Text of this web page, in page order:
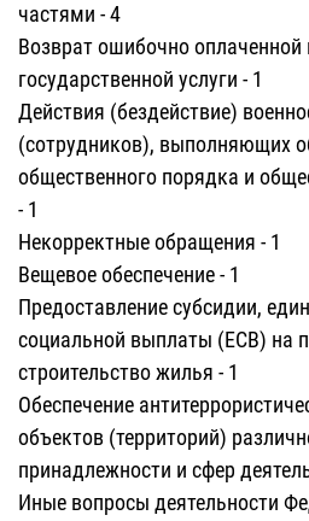
частями - 4
Возврат ошибочно
государственной услуги - 1
Действия (бездействие)
(сотрудников), выполняющих
общественного порядка и
- 1
Некорректные обращения - 1
Вещевое обеспечение - 1
Предоставление субсидии,
социальной выплаты (ЕСВ) на
строительство жилья - 1
Обеспечение
объектов (территорий)
принадлежности и сфер
Иные вопросы деятельности